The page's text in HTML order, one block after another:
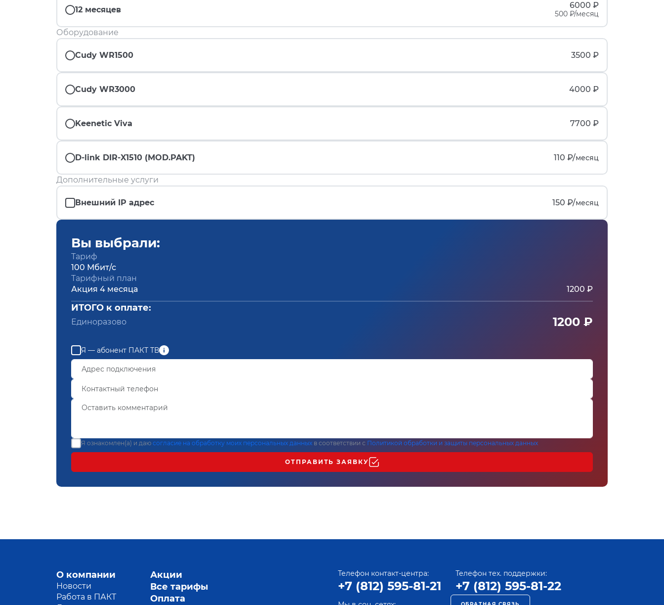
12 месяцев 6000 ₽
500 ₽/месяц
Оборудование
Cudy WR1500 3500 ₽
Cudy WR3000 4000 ₽
Keenetic Viva 7700 ₽
D-link DIR-X1510 (MOD.PAKT) 110 ₽/месяц
Дополнительные услуги
Внешний IP адрес 150 ₽/месяц
Вы выбрали:
Тариф
100 Мбит/с
Тарифный план
Акция 4 месяца
1200 ₽
ИТОГО к оплате:
Единоразово 1200 ₽
Я — абонент ПАКТ ТВ
Я ознакомлен(а) и даю согласие на обработку моих персональных данных в соответствии с Политикой обработки и защиты персональных данных
ОТПРАВИТЬ ЗАЯВКУ
О компании
Новости
Работа в ПАКТ
Акции
Все тарифы
Оплата
Телефон контакт-центра:
+7 (812) 595-81-21
Телефон тех. поддержки:
+7 (812) 595-81-22